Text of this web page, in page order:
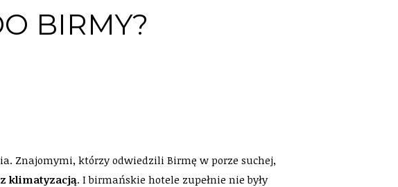
BIRMY?
Znajomymi, którzy odwiedzili Birmę w porze suchej,
klimatyzacją. I birmańskie hotele zupełnie nie były